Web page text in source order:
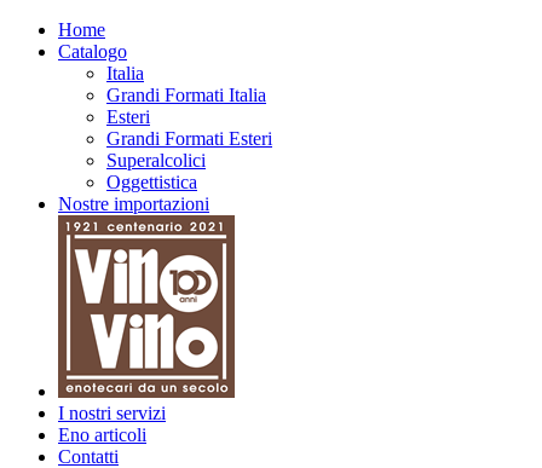
Home
Catalogo
Italia
Grandi Formati Italia
Esteri
Grandi Formati Esteri
Superalcolici
Oggettistica
Nostre importazioni
I nostri servizi
Eno articoli
Contatti